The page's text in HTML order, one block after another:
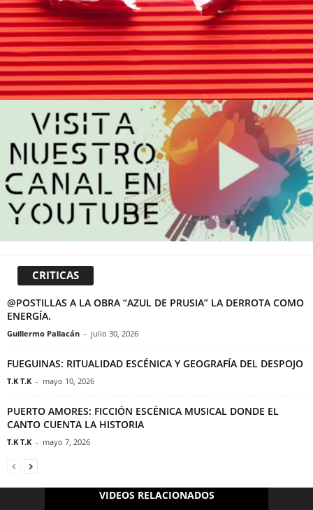
CRITICAS
@POSTILLAS A LA OBRA “AZUL DE PRUSIA” LA DERROTA COMO
ENERGÍA.
Guillermo Pallacán - julio 30, 2026
FUEGUINAS: RITUALIDAD ESCÉNICA Y GEOGRAFÍA DEL DESPOJO
T.K T.K - mayo 10, 2026
PUERTO AMORES: FICCIÓN ESCÉNICA MUSICAL DONDE EL
CANTO CUENTA LA HISTORIA
T.K T.K - mayo 7, 2026
VIDEOS RELACIONADOS